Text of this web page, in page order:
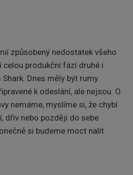
způsobený nedostatek všeho
celou produkční fází druhé i
Dnes měly být rumy
k odeslání, ale nejsou. O
nemáme, myslíme si, že chybí
dřív nebo později do sebe
si budeme moct nalít